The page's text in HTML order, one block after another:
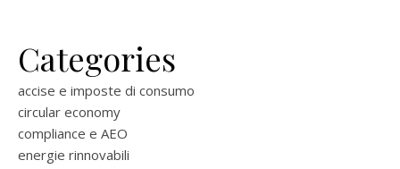
Categories
accise e imposte di consumo
circular economy
compliance e AEO
energie rinnovabili